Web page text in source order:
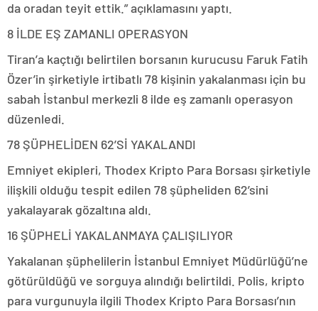
da oradan teyit ettik.” açıklamasını yaptı.
8 İLDE EŞ ZAMANLI OPERASYON
Tiran’a kaçtığı belirtilen borsanın kurucusu Faruk Fatih
Özer’in şirketiyle irtibatlı 78 kişinin yakalanması için bu
sabah İstanbul merkezli 8 ilde eş zamanlı operasyon
düzenledi.
78 ŞÜPHELİDEN 62’Sİ YAKALANDI
Emniyet ekipleri, Thodex Kripto Para Borsası şirketiyle
ilişkili olduğu tespit edilen 78 şüpheliden 62’sini
yakalayarak gözaltına aldı.
16 ŞÜPHELİ YAKALANMAYA ÇALIŞILIYOR
Yakalanan şüphelilerin İstanbul Emniyet Müdürlüğü’ne
götürüldüğü ve sorguya alındığı belirtildi. Polis, kripto
para vurgunuyla ilgili Thodex Kripto Para Borsası’nın